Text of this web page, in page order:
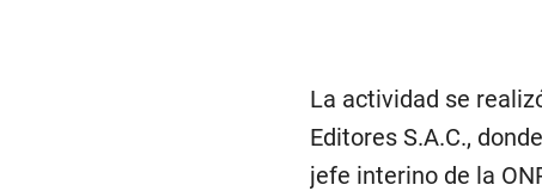
La actividad se
Editores S.A.C.,
jefe interino de la